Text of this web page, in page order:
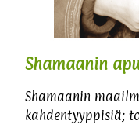
Shamaanin
Shamaanin
kahdentyyppisiä;